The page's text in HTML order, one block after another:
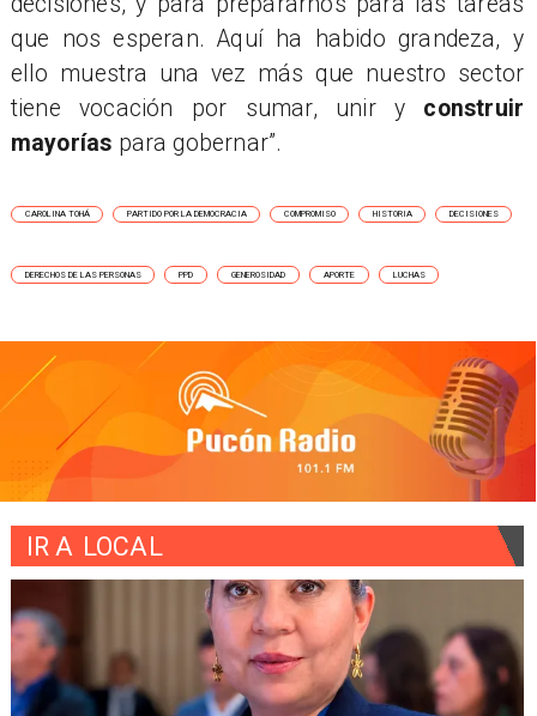
que nos esperan. Aquí ha habido grandeza, y
ello muestra una vez más que nuestro sector
tiene vocación por sumar, unir y construir
mayorías para gobernar”.
CAROLINA TOHÁ PARTIDO POR LA DEMOCRACIA COMPROMISO HISTORIA DECISIONES
DERECHOS DE LAS PERSONAS PPD GENEROSIDAD APORTE LUCHAS
IR A LOCAL